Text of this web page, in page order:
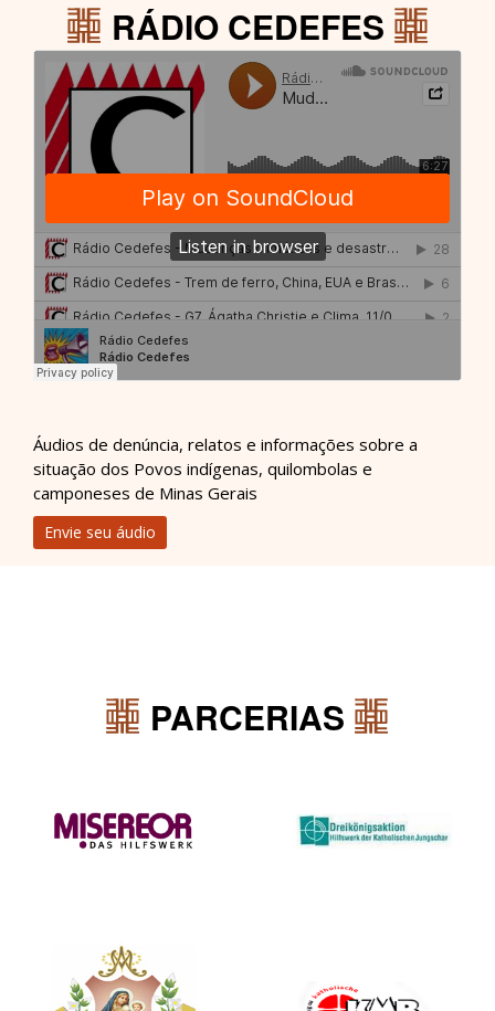
RÁDIO CEDEFES
Áudios de denúncia, relatos e informações sobre a
situação dos Povos indígenas, quilombolas e
camponeses de Minas Gerais
Envie seu áudio
PARCERIAS